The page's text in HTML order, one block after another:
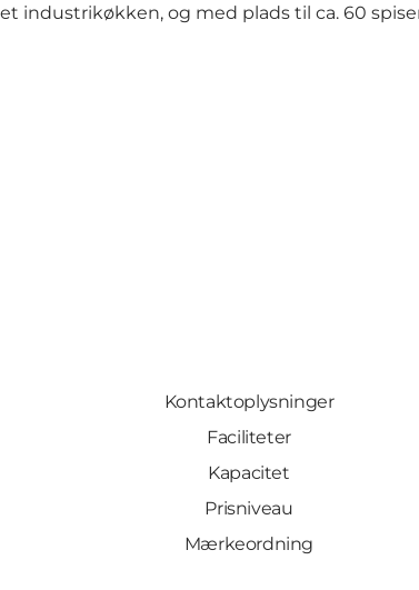
industrikøkken, og med plads til ca. 60
Kontaktoplysninger
Faciliteter
Kapacitet
Prisniveau
Mærkeordning